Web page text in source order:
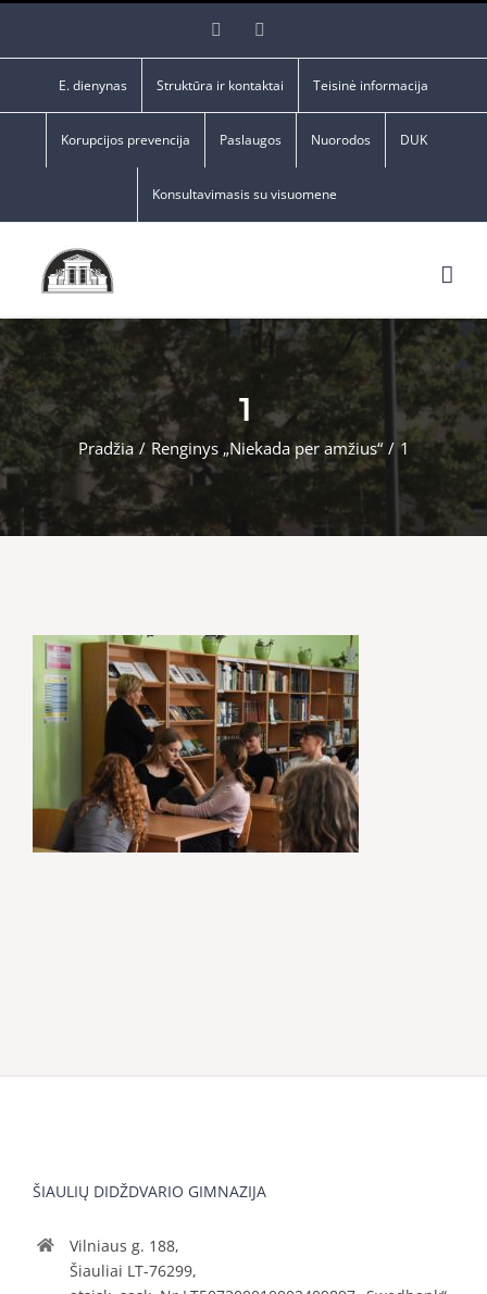
Facebook
E. dienynas Struktūra ir kontaktai Teisinė informacija
Korupcijos prevencija Paslaugos Nuorodos DUK
Konsultavimasis su visuomene
1
Pradžia / Renginys „Niekada per amžius“ / 1
ŠIAULIŲ DIDŽDVARIO GIMNAZIJA
Vilniaus g. 188,
Šiauliai LT-76299,